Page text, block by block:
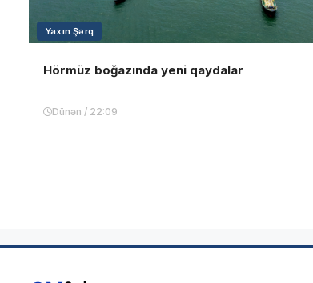
Yaxın Şərq
Hörmüz boğazında yeni qaydalar
Dünən / 22:09